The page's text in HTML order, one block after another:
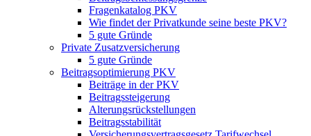
Fragenkatalog PKV
Wie findet der Privatkunde seine beste PKV?
5 gute Gründe
Private Zusatzversicherung
5 gute Gründe
Beitragsoptimierung PKV
Beiträge in der PKV
Beitragssteigerung
Alterungsrückstellungen
Beitragsstabilität